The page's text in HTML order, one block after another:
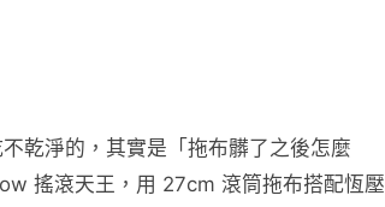
乾淨的，其實是「拖布髒了之後怎麼
搖滾天王，用 27cm 滾筒拖布搭配恆壓